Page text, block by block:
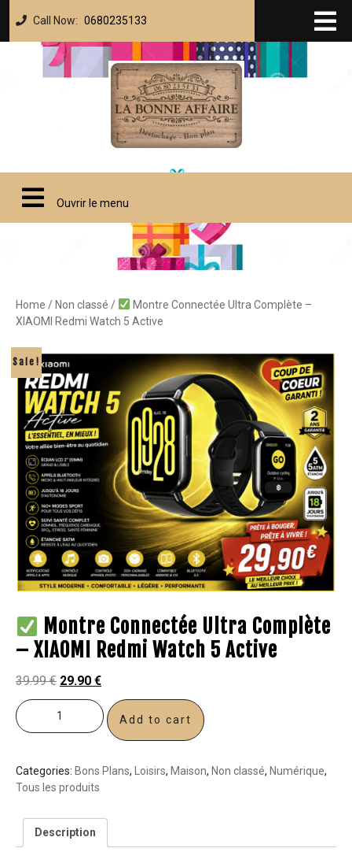
Call Now: 0680235133
Ouvrir le menu
Home / Non classé /
Montre Connectée Ultra Complète –
XIAOMI Redmi Watch 5 Active
Sale!
Montre Connectée Ultra Complète
– XIAOMI Redmi Watch 5 Active
39.99€ 29.90 €
Add to cart
Categories: Bons Plans, Loisirs, Maison, Non classé, Numérique,
Tous les produits
Description